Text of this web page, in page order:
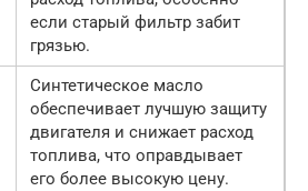
если старый фильтр забит
грязью.
Синтетическое масло
обеспечивает лучшую защиту
двигателя и снижает расход
топлива, что оправдывает
его более высокую цену.